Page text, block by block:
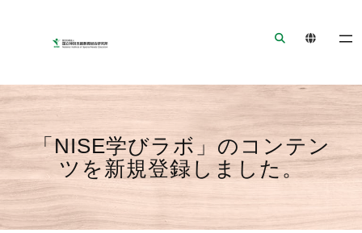
シ
ジ
ャ
ン
へ
ジ
へ
プ
「NISE学びラボ」のコンテン
ツを新規登録しました。